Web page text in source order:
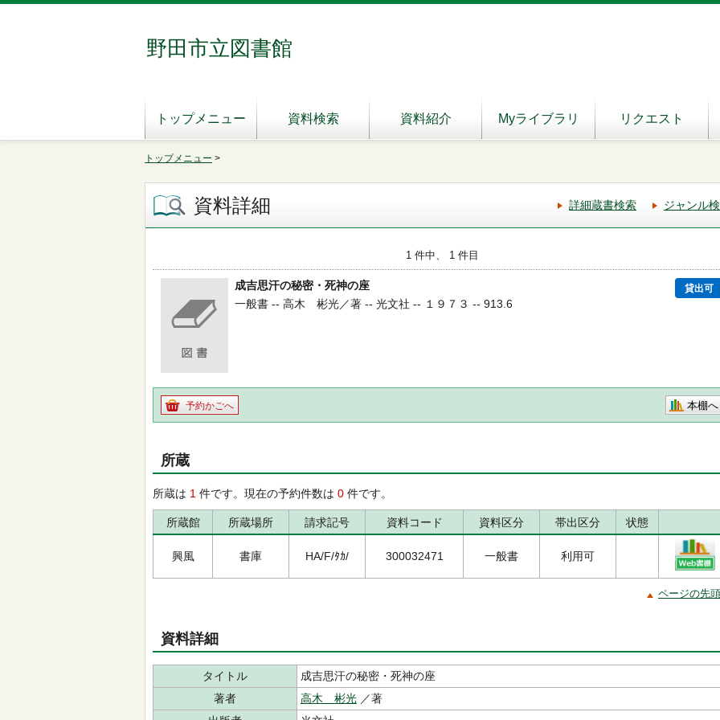
野田市立図書館
トップメニュー 資料検索 資料紹介 Myライブラリ リクエスト
トップメニュー >
資料詳細 詳細蔵書検索 ジャンル
1 件中、 1 件目
成吉思汗の秘密・死神の座 貸出可
一般書 -- 高木 彬光／著 -- 光文社 -- １９７３ -- 913.6
予約かごへ 本棚へ
所蔵
所蔵は 1 件です。現在の予約件数は 0 件です。
所蔵館 所蔵場所 請求記号 資料コード 資料区分 帯出区分 状態
興風 書庫 HA/F/ﾀｶ/ 300032471 一般書 利用可
ページの先
資料詳細
タイトル
成吉思汗の秘密・死神の座
著者
高木 彬光 ／著